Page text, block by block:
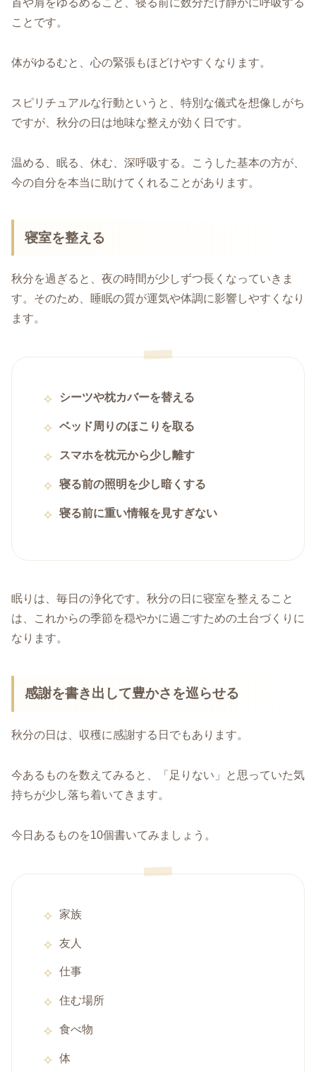
首や肩をゆるめること、寝る前に数分だけ静かに呼吸する
ことです。
体がゆるむと、心の緊張もほどけやすくなります。
スピリチュアルな行動というと、特別な儀式を想像しがち
ですが、秋分の日は地味な整えが効く日です。
温める、眠る、休む、深呼吸する。こうした基本の方が、
今の自分を本当に助けてくれることがあります。
寝室を整える
秋分を過ぎると、夜の時間が少しずつ長くなっていきま
す。そのため、睡眠の質が運気や体調に影響しやすくなり
ます。
シーツや枕カバーを替える
ベッド周りのほこりを取る
スマホを枕元から少し離す
寝る前の照明を少し暗くする
寝る前に重い情報を見すぎない
眠りは、毎日の浄化です。秋分の日に寝室を整えること
は、これからの季節を穏やかに過ごすための土台づくりに
なります。
感謝を書き出して豊かさを巡らせる
秋分の日は、収穫に感謝する日でもあります。
今あるものを数えてみると、「足りない」と思っていた気
持ちが少し落ち着いてきます。
今日あるものを10個書いてみましょう。
家族
友人
仕事
住む場所
食べ物
体